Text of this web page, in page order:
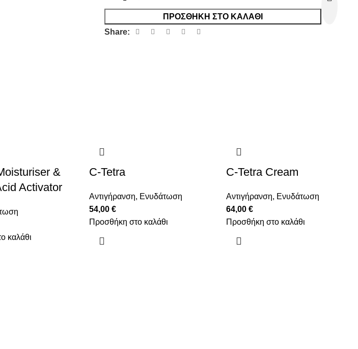
ΠΡΟΣΘΉΚΗ ΣΤΟ ΚΑΛΆΘΙ
Share:
&
Activator
καλάθι
C-Tetra
Αντιγήρανση, Ενυδάτωση
54,00€
Προσθήκη στο καλάθι
C-Tetra Cream
Αντιγήρανση, Ενυδάτωση
64,00€
Προσθήκη στο καλάθι